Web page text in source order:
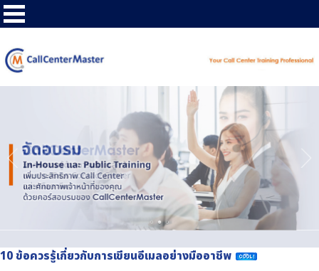
10 ข้อควรรู้เกี่ยวกับการเขียนอีเมลอย่างมืออาชีพ